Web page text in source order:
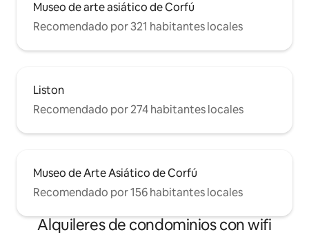
Museo de arte asiático de Corfú
Recomendado por 321 habitantes locales
Liston
Recomendado por 274 habitantes locales
Museo de Arte Asiático de Corfú
Recomendado por 156 habitantes locales
Alquileres de condominios con wifi